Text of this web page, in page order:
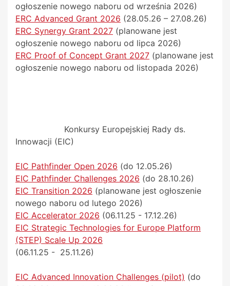
ogłoszenie nowego naboru od września 2026)
ERC Advanced Grant 2026 (28.05.26 – 27.08.26)
ERC Synergy Grant 2027 (planowane jest
ogłoszenie nowego naboru od lipca 2026)
ERC Proof of Concept Grant 2027 (planowane jest
ogłoszenie nowego naboru od listopada 2026)
Konkursy Europejskiej Rady ds.
Innowacji (EIC)
EIC Pathfinder Open 2026 (do 12.05.26)
EIC Pathfinder Challenges 2026 (do 28.10.26)
EIC Transition 2026 (planowane jest ogłoszenie
nowego naboru od lutego 2026)
EIC Accelerator 2026 (06.11.25 - 17.12.26)
EIC Strategic Technologies for Europe Platform
(STEP) Scale Up 2026
(06.11.25 - 25.11.26)
EIC Advanced Innovation Challenges (pilot) (do